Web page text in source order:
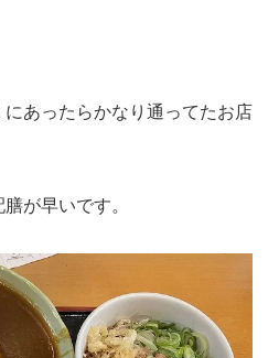
あったらかなり通ってたお店
が早いです。